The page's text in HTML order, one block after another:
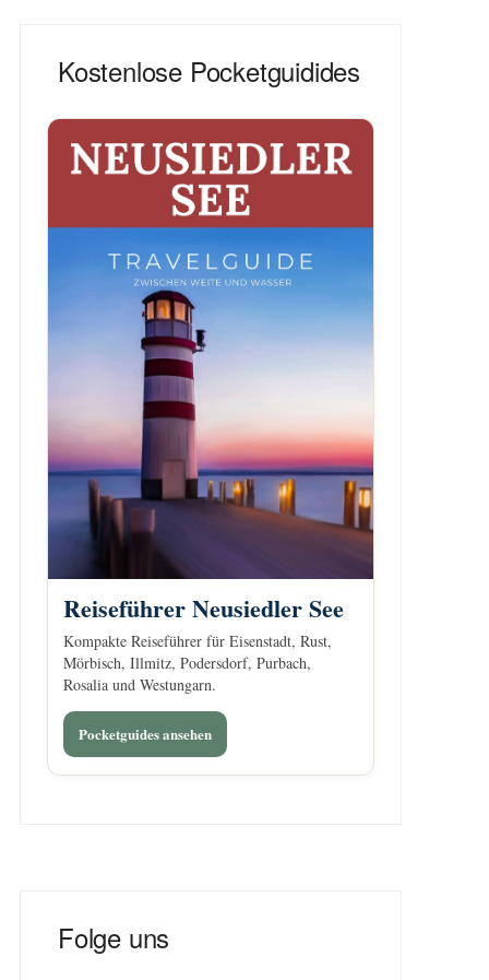
Kostenlose Pocketguidides
Reiseführer Neusiedler See
Kompakte Reiseführer für Eisenstadt, Rust,
Mörbisch, Illmitz, Podersdorf, Purbach,
Rosalia und Westungarn.
Pocketguides ansehen
Folge uns